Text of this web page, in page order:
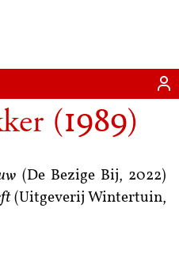
(1989)
(De Bezige Bij, 2022)
(Uitgeverij Wintertuin,